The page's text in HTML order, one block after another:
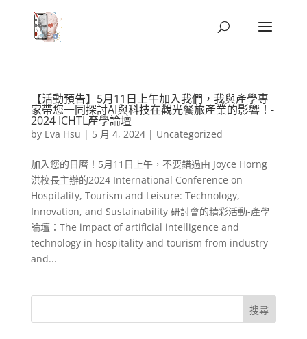
【活動預告】5月11日上午加入我們，我與產學專
家帶您一同探討AI與科技在觀光餐旅產業的影響！-
2024 ICHTL產學論壇
by Eva Hsu | 5 月 4, 2024| Uncategorized
加入您的日曆！5月11日上午，不要錯過由 Joyce Horng
洪校長主辦的2024 International Conference on
Hospitality, Tourism and Leisure: Technology,
Innovation, and Sustainability 研討會的精彩活動-產學
論壇：The impact of artificial intelligence and
technology in hospitality and tourism from industry
and...